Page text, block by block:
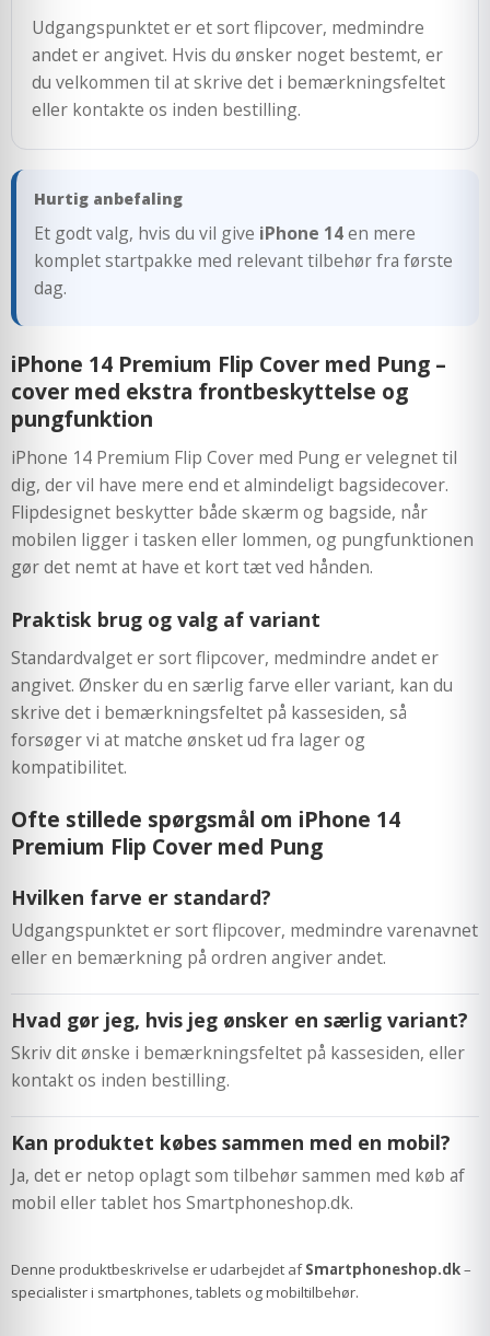
Udgangspunktet er et sort flipcover, medmindre
andet er angivet. Hvis du ønsker noget bestemt, er
du velkommen til at skrive det i bemærkningsfeltet
eller kontakte os inden bestilling.
Hurtig anbefaling
Et godt valg, hvis du vil give iPhone 14en mere
komplet startpakke med relevant tilbehør fra første
dag.
iPhone 14 Premium Flip Cover med Pung –
cover med ekstra frontbeskyttelse og
pungfunktion
iPhone 14 Premium Flip Cover med Pung er velegnet til
dig, der vil have mere end et almindeligt bagsidecover.
Flipdesignet beskytter både skærm og bagside, når
mobilen ligger i tasken eller lommen, og pungfunktionen
gør det nemt at have et kort tæt ved hånden.
Praktisk brug og valg af variant
Standardvalget er sort flipcover, medmindre andet er
angivet. Ønsker du en særlig farve eller variant, kan du
skrive det i bemærkningsfeltet på kassesiden, så
forsøger vi at matche ønsket ud fra lager og
kompatibilitet.
Ofte stillede spørgsmål om iPhone 14
Premium Flip Cover med Pung
Hvilken farve er standard?
Udgangspunktet er sort flipcover, medmindre varenavnet
eller en bemærkning på ordren angiver andet.
Hvad gør jeg, hvis jeg ønsker en særlig variant?
Skriv dit ønske i bemærkningsfeltet på kassesiden, eller
kontakt os inden bestilling.
Kan produktet købes sammen med en mobil?
Ja, det er netop oplagt som tilbehør sammen med køb af
mobil eller tablet hos Smartphoneshop.dk.
Denne produktbeskrivelse er udarbejdet afSmartphoneshop.dk–
specialister i smartphones, tablets og mobiltilbehør.